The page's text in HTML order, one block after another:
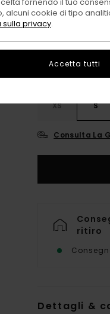
ColoriWax
XS S
Consulta La
ritiro
Dettagli &
alcuni cookie di tipo
privacy.
Accetta tutti